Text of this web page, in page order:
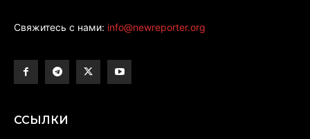
Свяжитесь с нами: info@newreporter.org
ССЫЛКИ